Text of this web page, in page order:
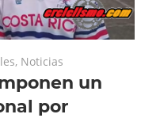
, Noticias
un
por